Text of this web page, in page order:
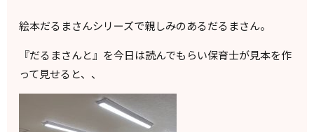
絵本だるまさんシリーズで親しみのあるだるまさん。
『だるまさんと』を今日は読んでもらい保育士が見本を作
って見せると、、